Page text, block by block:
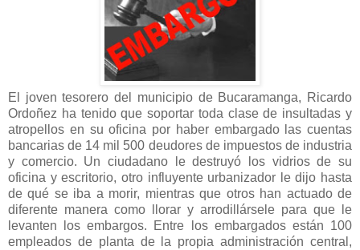
El joven tesorero del municipio de Bucaramanga, Ricardo
Ordoñez ha tenido que soportar toda clase de insultadas y
atropellos en su oficina por haber embargado las cuentas
bancarias de 14 mil 500 deudores de impuestos de industria
y comercio. Un ciudadano le destruyó los vidrios de su
oficina y escritorio, otro influyente urbanizador le dijo hasta
de qué se iba a morir, mientras que otros han actuado de
diferente manera como llorar y arrodillársele para que le
levanten los embargos. Entre los embargados están 100
empleados de planta de la propia administración central,